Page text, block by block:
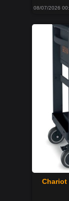
08/07/2026
Chariot